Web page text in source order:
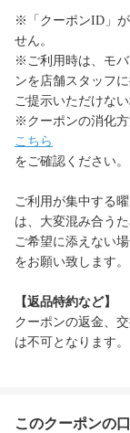
※「クーポンID」
せん。
※ご利用時は、モ
ンを店舗スタッフ
ご提示いただけな
※クーポンの消化方
こちら
をご確認ください。
ご利用が集中する
は、大変混み合う
ご希望に添えない
をお願い致します。
【返品特約など】
クーポンの返金、
は不可となります。
このクーポンの